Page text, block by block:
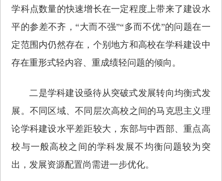
学科点数量的快速增长在一定程度上带来了建设水
平的参差不齐，“大而不强”“多而不优”的问题在一
定范围内仍然存在，个别地方和高校在学科建设中
存在重形式轻内容、重成绩轻问题的倾向。
二是学科建设亟待从突破式发展转向均衡式发
展。不同区域、不同层次高校之间的马克思主义理
论学科建设水平差距较大，东部与中西部、重点高
校与一般高校之间的学科发展不均衡问题较为突
出，发展资源配置尚需进一步优化。